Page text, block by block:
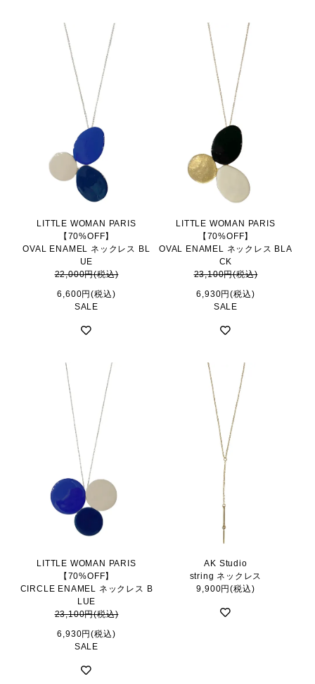
LITTLE WOMAN PARIS
【70%OFF】
OVAL ENAMEL ネックレス BL
UE
22,000円(税込)
6,600円(税込)
SALE
LITTLE WOMAN PARIS
【70%OFF】
OVAL ENAMEL ネックレス BLA
CK
23,100円(税込)
6,930円(税込)
SALE
LITTLE WOMAN PARIS
【70%OFF】
CIRCLE ENAMEL ネックレス B
LUE
23,100円(税込)
6,930円(税込)
SALE
AK Studio
string ネックレス
9,900円(税込)